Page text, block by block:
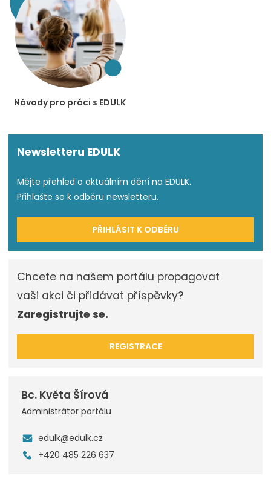
Návody pro práci s EDULK
Newsletteru EDULK
Mějte přehled o aktuálním dění na EDULK.
Přihlašte se k odběru newsletteru.
PŘIHLÁSIT K ODBĚRU
Chcete na našem portálu propagovat
vaši akci či přidávat příspěvky?
Zaregistrujte se.
REGISTRACE
Bc. Květa Šírová
Administrátor portálu
edulk@edulk.cz
+420 485 226 637